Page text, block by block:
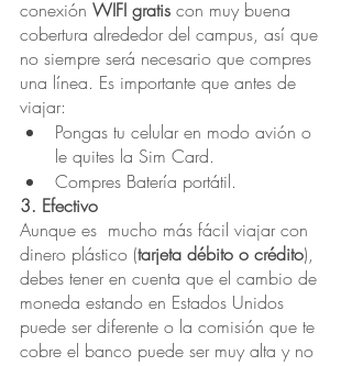
conexión WIFI gratis con muy buena
cobertura alrededor del campus, así que
no siempre será necesario que compres
una línea. Es importante que antes de
viajar:
Pongas tu celular en modo avión o
le quites la Sim Card.
Compres Batería portátil.
3. Efectivo
Aunque es  mucho más fácil viajar con
dinero plástico (tarjeta débito o crédito),
debes tener en cuenta que el cambio de
moneda estando en Estados Unidos
puede ser diferente o la comisión que te
cobre el banco puede ser muy alta y no